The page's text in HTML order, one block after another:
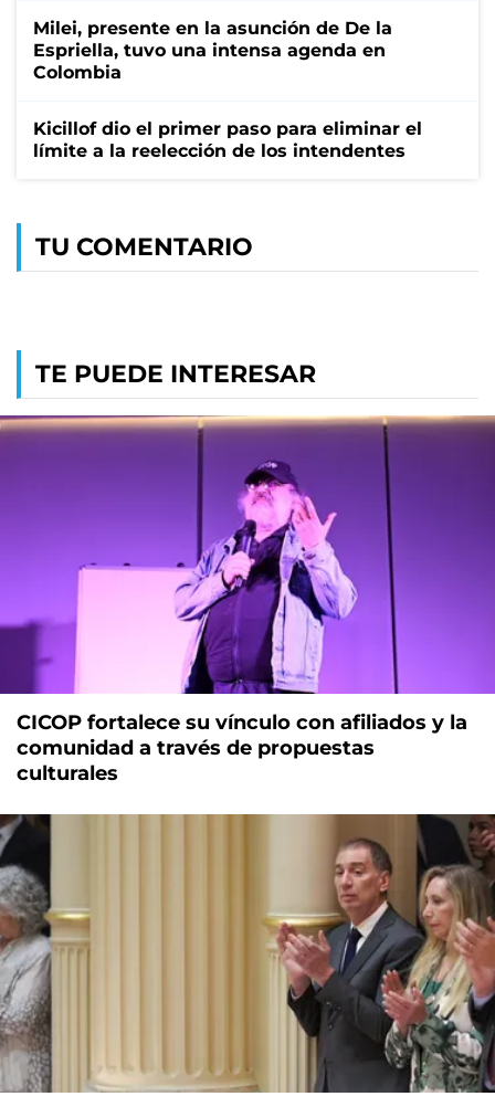
Milei, presente en la asunción de De la
Espriella, tuvo una intensa agenda en
Colombia
Kicillof dio el primer paso para eliminar el
límite a la reelección de los intendentes
TU COMENTARIO
TE PUEDE INTERESAR
CICOP fortalece su vínculo con afiliados y la
comunidad a través de propuestas
culturales